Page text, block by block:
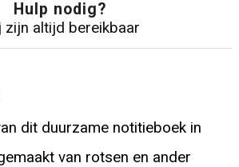
Hulp nodig?
zijn altijd bereikbaar
dit duurzame notitieboek in
van rotsen en ander